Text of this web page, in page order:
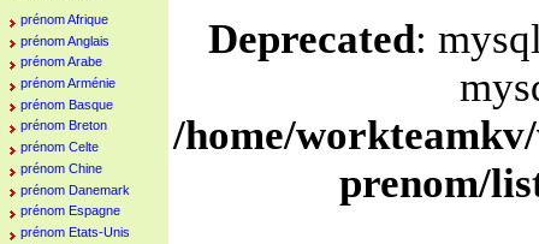
Deprecated:
/home/
prenom/
prénom Afrique
prénom Anglais
prénom Arabe
prénom Arménie
prénom Basque
prénom Breton
prénom Celte
prénom Chine
prénom Danemark
prénom Espagne
prénom Etats-Unis